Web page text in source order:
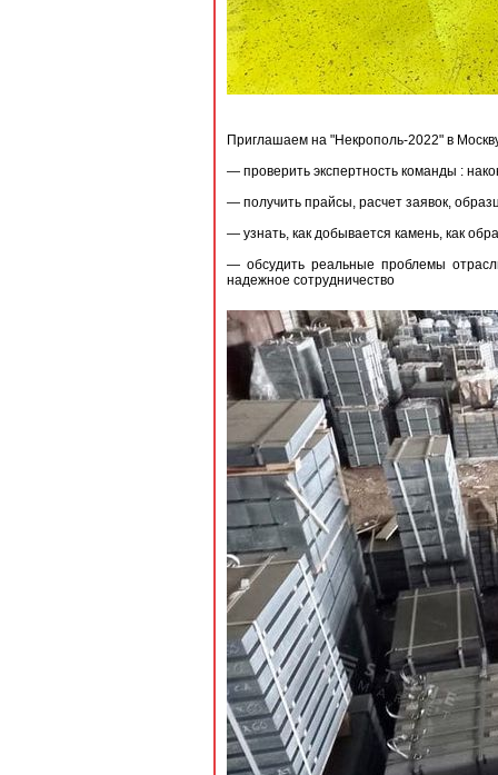
Приглашаем на "Некрополь-2022" в
— проверить экспертность команды :
— получить прайсы, расчет заявок,
— узнать, как добывается камень, как
— обсудить реальные проблемы
надежное сотрудничество